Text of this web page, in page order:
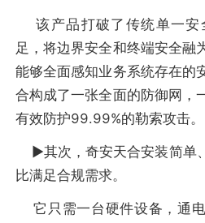
该产品打破了传统单一安
足，将边界安全和终端安全融
能够全面感知业务系统存在的
合构成了一张全面的防御网，
有效防护99.99%的勒索攻击。
▶︎其次，奇安天合安装简单
比满足合规需求。
它只需一台硬件设备，通